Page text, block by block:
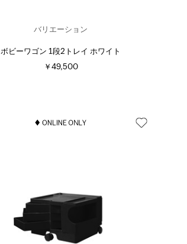
バリエーション
ボビーワゴン 1段2トレイ ホワイト
￥49,500